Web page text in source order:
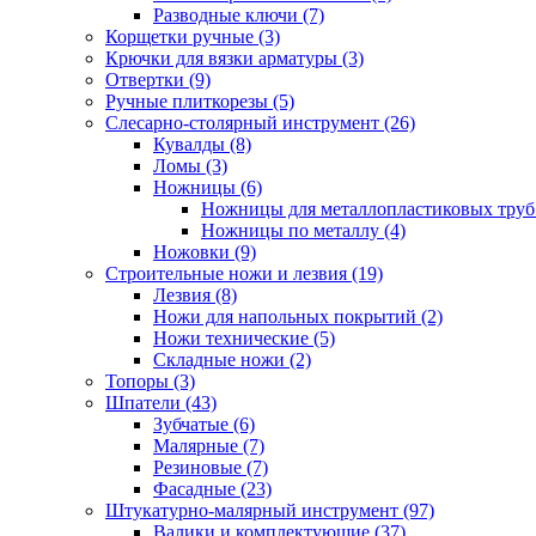
Разводные ключи (7)
Корщетки ручные (3)
Крючки для вязки арматуры (3)
Отвертки (9)
Ручные плиткорезы (5)
Слесарно-столярный инструмент (26)
Кувалды (8)
Ломы (3)
Ножницы (6)
Ножницы для металлопластиковых
Ножницы по металлу (4)
Ножовки (9)
Строительные ножи и лезвия (19)
Лезвия (8)
Ножи для напольных покрытий (2)
Ножи технические (5)
Складные ножи (2)
Топоры (3)
Шпатели (43)
Зубчатые (6)
Малярные (7)
Резиновые (7)
Фасадные (23)
Штукатурно-малярный инструмент (97)
Валики и комплектующие (37)